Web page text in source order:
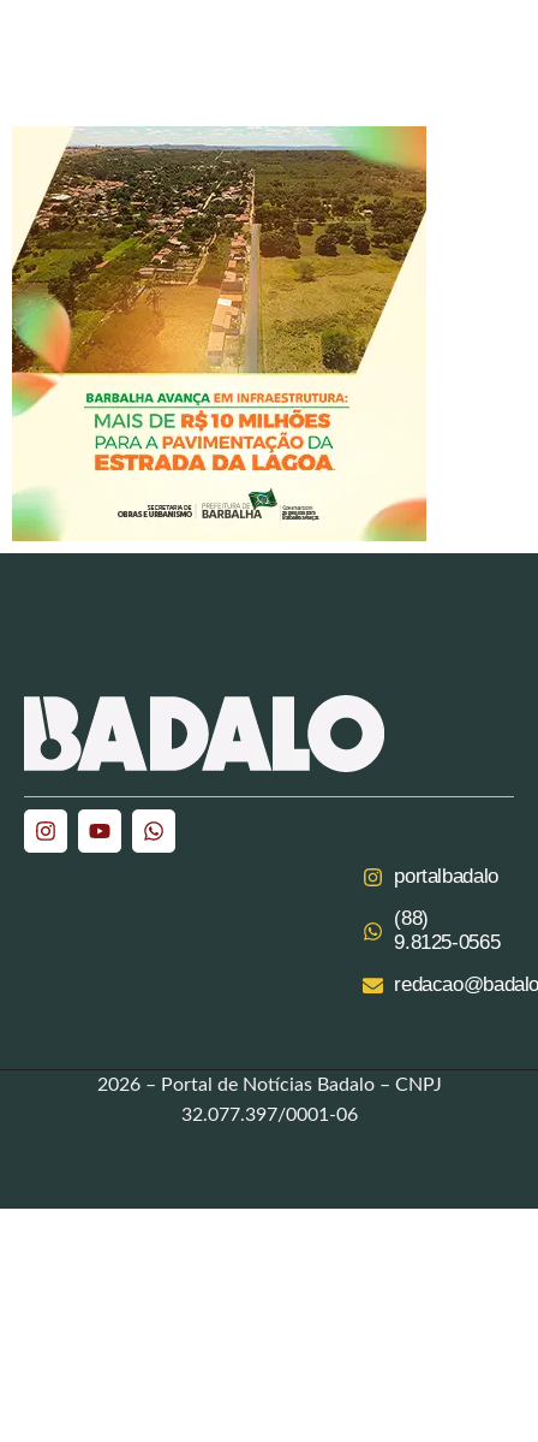
portalbadalo
(88)
9.8125‑0565‬
2026 – Portal de Notícias Badalo – CNPJ
32.077.397/0001-06